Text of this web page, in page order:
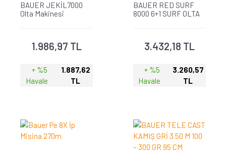
BAUER JEKİL7000
Olta Makinesi
1.986,97 TL
+ %5
Havale
1.887,62
TL
BAUER RED SURF
8000 6+1 SURF OLTA
3.432,18 TL
+ %5
Havale
3.260,57
TL